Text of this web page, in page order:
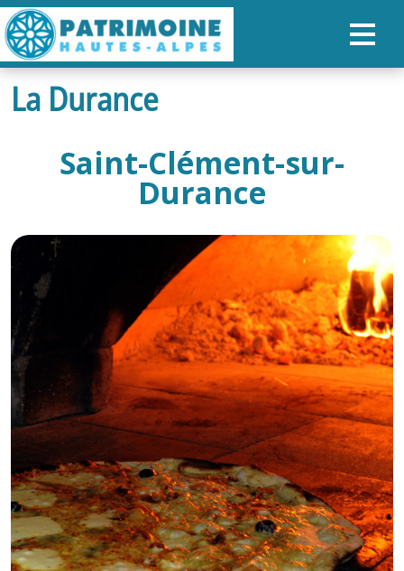
ACCUEIL
NOS PARCOURS
RANDONNÉES
ORGANISER SON SÉJOUR
RECHERCHER
FR
GB
IT
La Durance
Saint-Clément-sur-
Durance